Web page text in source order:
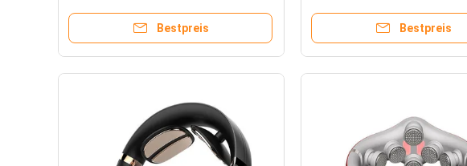
Schwerlastanwendungen
Bestpreis
Maschine notwendig
Bestpreis